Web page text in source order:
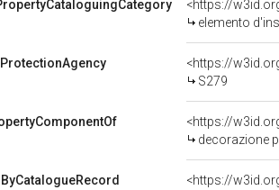
<https://
elemento
<https://
S279
<https://
decorazione
<https://